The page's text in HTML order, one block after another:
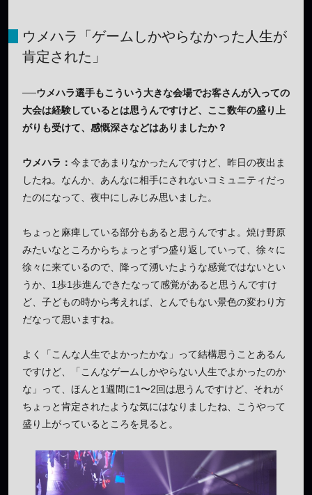
ウメハラ「ゲームしかやらなかった人生が
肯定された」
──ウメハラ選手もこういう大きな会場でお客さんが入っての
大会は経験しているとは思うんですけど、ここ数年の盛り上
がりも受けて、感慨深さなどはありましたか？
ウメハラ： 今まであまりなかったんですけど、昨日の夜出ま
したね。なんか、あんなに相手にされないコミュニティだっ
たのになって、夜中にしみじみ思いました。
ちょっと麻痺している部分もあると思うんですよ。焼け野原
みたいなところからちょっとずつ盛り返していって、徐々に
徐々に来ているので、降って湧いたような感覚ではないとい
うか、1歩1歩進んできたなって感覚があると思うんですけ
ど、子どもの時から考えれば、とんでもない景色の変わり方
だなって思いますね。
よく「こんな人生でよかったかな」って結構思うことあるん
ですけど、「こんなゲームしかやらない人生でよかったのか
な」って、ほんと1週間に1〜2回は思うんですけど、それが
ちょっと肯定されたような気にはなりましたね、こうやって
盛り上がっているところを見ると。